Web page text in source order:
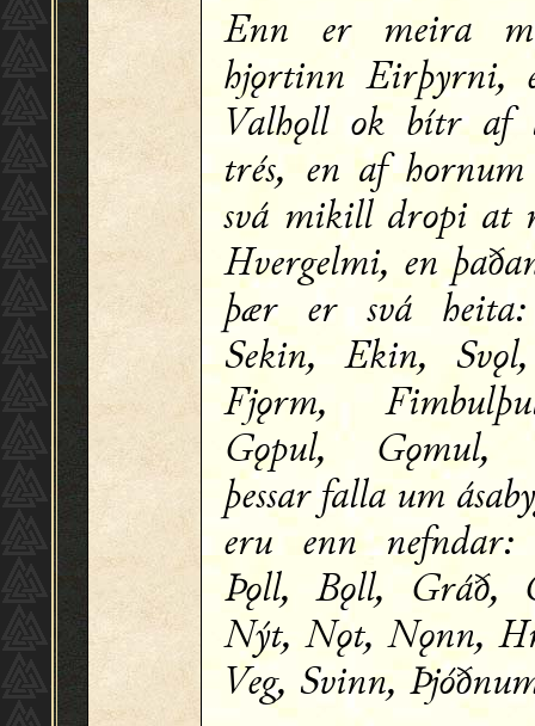
Enn er meira
hjǫrtinn Eirþyrni,
Valhǫll ok bítr af
trés, en af
svá mikill dropi at
Hvergelmi, en
þær er svá
Sekin, Ekin,
Fjǫrm,
Gǫpul, Gǫmul,
þessar falla um
eru enn
Þǫll, Bǫll, Gráð,
Nýt, Nǫt, Nǫnn,
Veg, Svinn,